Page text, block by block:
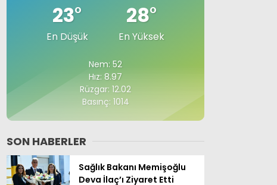
23°
En Düşük
28°
En Yüksek
Nem: 52
Hız: 8.97
Rüzgar: 12.02
Basınç: 1014
SON HABERLER
Sağlık Bakanı Memişoğlu
Deva İlaç’ı Ziyaret Etti